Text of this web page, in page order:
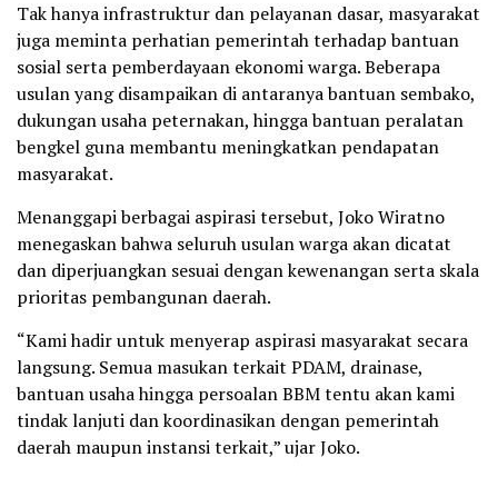
Tak hanya infrastruktur dan pelayanan dasar, masyarakat
juga meminta perhatian pemerintah terhadap bantuan
sosial serta pemberdayaan ekonomi warga. Beberapa
usulan yang disampaikan di antaranya bantuan sembako,
dukungan usaha peternakan, hingga bantuan peralatan
bengkel guna membantu meningkatkan pendapatan
masyarakat.
Menanggapi berbagai aspirasi tersebut, Joko Wiratno
menegaskan bahwa seluruh usulan warga akan dicatat
dan diperjuangkan sesuai dengan kewenangan serta skala
prioritas pembangunan daerah.
“Kami hadir untuk menyerap aspirasi masyarakat secara
langsung. Semua masukan terkait PDAM, drainase,
bantuan usaha hingga persoalan BBM tentu akan kami
tindak lanjuti dan koordinasikan dengan pemerintah
daerah maupun instansi terkait,” ujar Joko.